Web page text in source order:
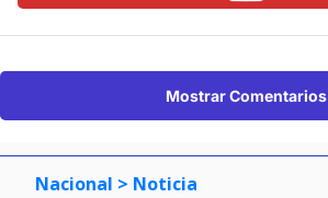
Mostrar Comentarios
Nacional > Noticia